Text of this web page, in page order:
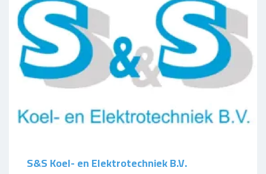
S&S Koel- en Elektrotechniek B.V.